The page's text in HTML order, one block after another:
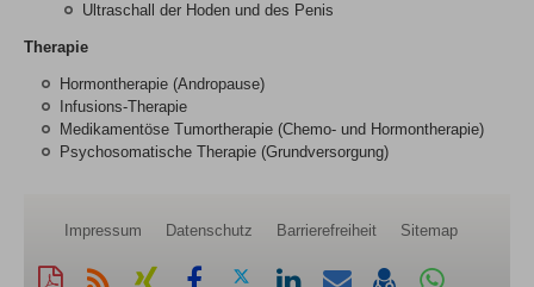
Ultraschall der Hoden und des Penis
Therapie
Hormontherapie (Andropause)
Infusions-Therapie
Medikamentöse Tumortherapie (Chemo- und Hormontherapie)
Psychosomatische Therapie (Grundversorgung)
Impressum Datenschutz Barrierefreiheit Sitemap
Diese RSS- Auf Auf Auf Auf Per vCard